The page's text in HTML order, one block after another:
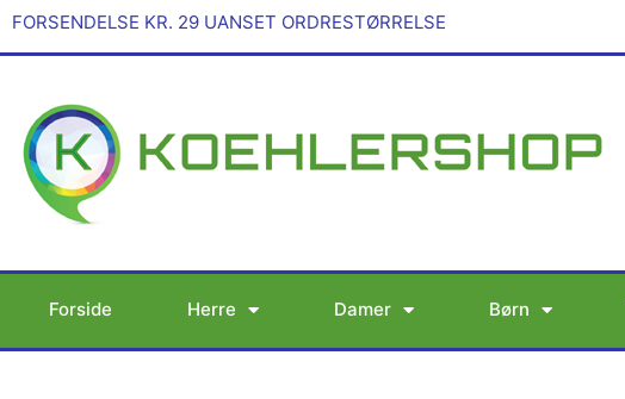
GåFORSENDELSE KR. 29 UANSET ORDRESTØRRELSE
Forside Herre Damer Børn